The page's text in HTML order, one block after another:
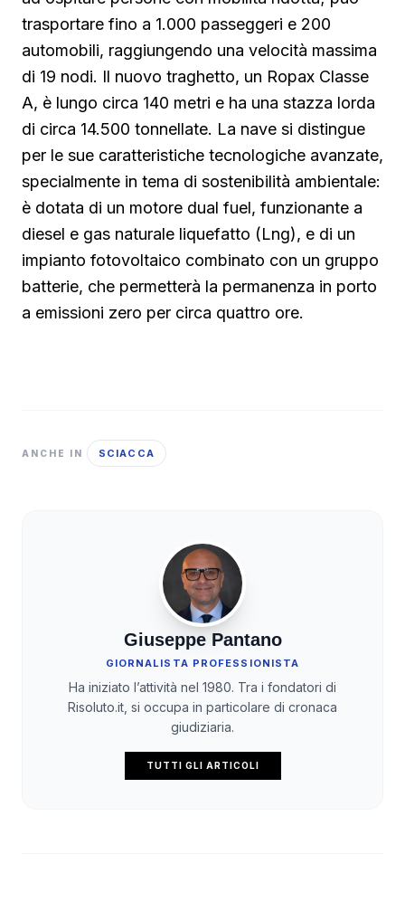
trasportare fino a 1.000 passeggeri e 200
automobili, raggiungendo una velocità massima
di 19 nodi. Il nuovo traghetto, un Ropax Classe
A, è lungo circa 140 metri e ha una stazza lorda
di circa 14.500 tonnellate. La nave si distingue
per le sue caratteristiche tecnologiche avanzate,
specialmente in tema di sostenibilità ambientale:
è dotata di un motore dual fuel, funzionante a
diesel e gas naturale liquefatto (Lng), e di un
impianto fotovoltaico combinato con un gruppo
batterie, che permetterà la permanenza in porto
a emissioni zero per circa quattro ore.
ANCHE IN SCIACCA
Giuseppe Pantano
GIORNALISTA PROFESSIONISTA
Ha iniziato l’attività nel 1980. Tra i fondatori di
Risoluto.it, si occupa in particolare di cronaca
giudiziaria.
TUTTI GLI ARTICOLI